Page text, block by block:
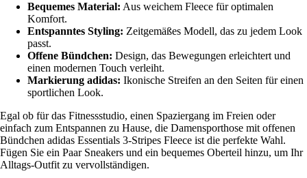
Bequemes Material: Aus weichem Fleece für optimalen
Komfort.
Entspanntes Styling: Zeitgemäßes Modell, das zu jedem Look
passt.
Offene Bündchen: Design, das Bewegungen erleichtert und
einen modernen Touch verleiht.
Markierung adidas: Ikonische Streifen an den Seiten für einen
sportlichen Look.
Egal ob für das Fitnessstudio, einen Spaziergang im Freien oder
einfach zum Entspannen zu Hause, die Damensporthose mit offenen
Bündchen adidas Essentials 3-Stripes Fleece ist die perfekte Wahl.
Fügen Sie ein Paar Sneakers und ein bequemes Oberteil hinzu, um Ihr
Alltags-Outfit zu vervollständigen.